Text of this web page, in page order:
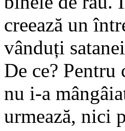
creează un
vânduți
De ce?
nu i-a
urmează, nici